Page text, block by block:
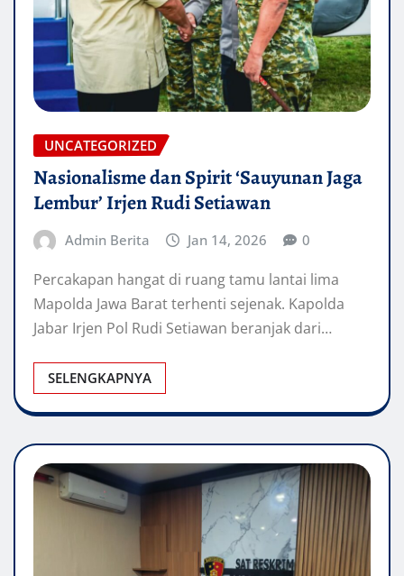
UNCATEGORIZED
Nasionalisme dan Spirit ‘Sauyunan Jaga
Lembur’ Irjen Rudi Setiawan
Admin Berita Jan 14, 2026 0
Percakapan hangat di ruang tamu lantai lima
Mapolda Jawa Barat terhenti sejenak. Kapolda
Jabar Irjen Pol Rudi Setiawan beranjak dari…
SELENGKAPNYA